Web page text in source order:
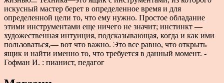
искусный мастер берет в определенное время и для
определенной цели то, что ему нужно. Простое обладание
этими инструментами еще ничего не значит; инстинкт —
художественная интуиция, подсказывающая, когда и как ими
пользоваться,— вот что важно. Это все равно, что открыть
ящик и найти именно то, что требуется в данный момент. -
Гофман И. : пианист, педагог